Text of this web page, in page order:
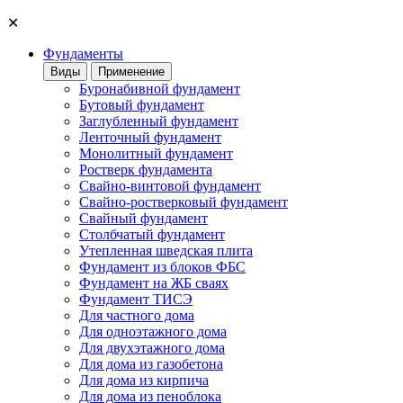
✕
Фундаменты
Виды Применение
Буронабивной фундамент
Бутовый фундамент
Заглубленный фундамент
Ленточный фундамент
Монолитный фундамент
Ростверк фундамента
Свайно-винтовой фундамент
Свайно-ростверковый фундамент
Свайный фундамент
Столбчатый фундамент
Утепленная шведская плита
Фундамент из блоков ФБС
Фундамент на ЖБ сваях
Фундамент ТИСЭ
Для частного дома
Для одноэтажного дома
Для двухэтажного дома
Для дома из газобетона
Для дома из кирпича
Для дома из пеноблока